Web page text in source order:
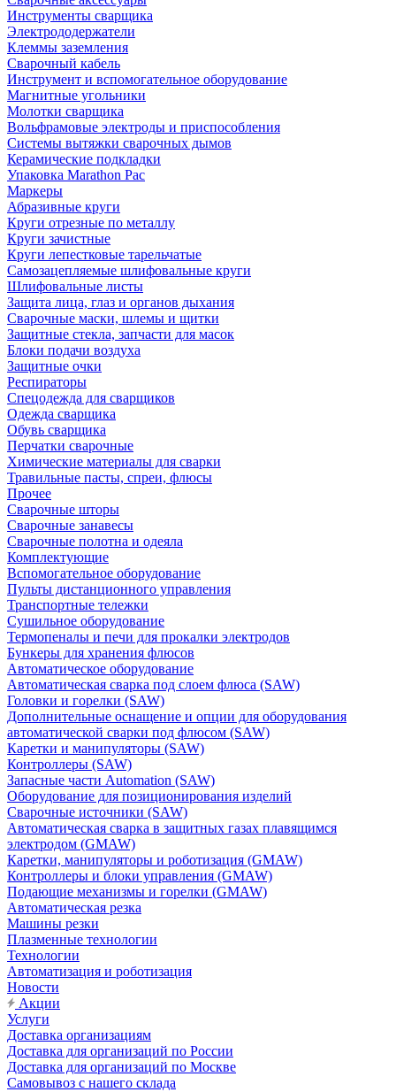
Инструменты сварщика
Электрододержатели
Клеммы заземления
Сварочный кабель
Инструмент и вспомогательное оборудование
Магнитные угольники
Молотки сварщика
Вольфрамовые электроды и приспособления
Системы вытяжки сварочных дымов
Керамические подкладки
Упаковка Marathon Pac
Маркеры
Абразивные круги
Круги отрезные по металлу
Круги зачистные
Круги лепестковые тарельчатые
Самозацепляемые шлифовальные круги
Шлифовальные листы
Защита лица, глаз и органов дыхания
Сварочные маски, шлемы и щитки
Защитные стекла, запчасти для масок
Блоки подачи воздуха
Защитные очки
Респираторы
Спецодежда для сварщиков
Одежда сварщика
Обувь сварщика
Перчатки сварочные
Химические материалы для сварки
Травильные пасты, спреи, флюсы
Прочее
Сварочные шторы
Сварочные занавесы
Сварочные полотна и одеяла
Комплектующие
Вспомогательное оборудование
Пульты дистанционного управления
Транспортные тележки
Сушильное оборудование
Термопеналы и печи для прокалки электродов
Бункеры для хранения флюсов
Автоматическое оборудование
Автоматическая сварка под слоем флюса (SAW)
Головки и горелки (SAW)
Дополнительные оснащение и опции для оборудования
автоматической сварки под флюсом (SAW)
Каретки и манипуляторы (SAW)
Контроллеры (SAW)
Запасные части Automation (SAW)
Оборудование для позиционирования изделий
Сварочные источники (SAW)
Автоматическая сварка в защитных газах плавящимся
электродом (GMAW)
Каретки, манипуляторы и роботизация (GMAW)
Контроллеры и блоки управления (GMAW)
Подающие механизмы и горелки (GMAW)
Автоматическая резка
Машины резки
Плазменные технологии
Технологии
Автоматизация и роботизация
Новости
Акции
Услуги
Доставка организациям
Доставка для организаций по России
Доставка для организаций по Москве
Самовывоз с нашего склада